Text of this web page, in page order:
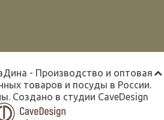
- Производство и оптовая
товаров и посуды в России.
Создано в студии CaveDesign